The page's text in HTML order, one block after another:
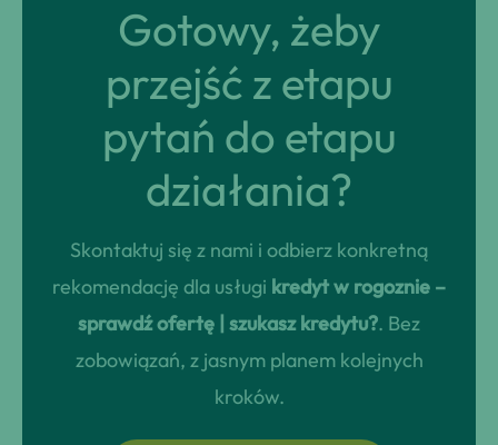
Gotowy, żeby
przejść z etapu
pytań do etapu
działania?
Skontaktuj się z nami i odbierz konkretną
rekomendację dla usługi kredyt w rogoznie –
sprawdź ofertę | szukasz kredytu?. Bez
zobowiązań, z jasnym planem kolejnych
kroków.